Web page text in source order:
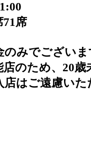
71席
みでございま
のため、20歳
はご遠慮いた